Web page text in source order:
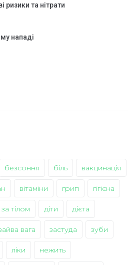
ризики та нітрати
нападі
безсоння біль вакцинація
вітаміни грип гігієна
тілом діти дієта
вага застуда зуби
ліки нежить